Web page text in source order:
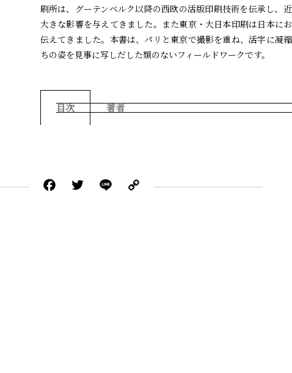
刷所は、グーテンベルク以降の西欧の活版印刷技術を伝承し、
大きな影響を与えてきました。また東京・大日本印刷は日本に
伝えてきました。本書は、パリと東京で撮影を重ね、活字に凝
ちの姿を見事に写しだした類のないフィールドワークです。
目次 著者
FacebookTwitter Line
Copy